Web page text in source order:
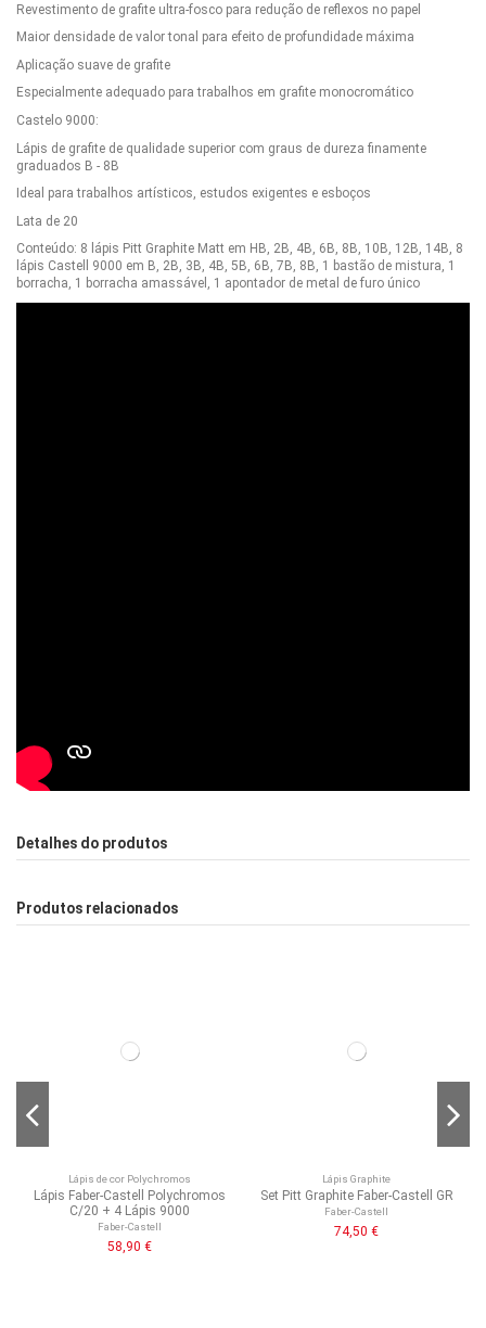
Revestimento de grafite ultra-fosco para redução de reflexos no papel
Maior densidade de valor tonal para efeito de profundidade máxima
Aplicação suave de grafite
Especialmente adequado para trabalhos em grafite monocromático
Castelo 9000:
Lápis de grafite de qualidade superior com graus de dureza finamente
graduados B - 8B
Ideal para trabalhos artísticos, estudos exigentes e esboços
Lata de 20
Conteúdo: 8 lápis Pitt Graphite Matt em HB, 2B, 4B, 6B, 8B, 10B, 12B, 14B, 8
lápis Castell 9000 em B, 2B, 3B, 4B, 5B, 6B, 7B, 8B, 1 bastão de mistura, 1
borracha, 1 borracha amassável, 1 apontador de metal de furo único
Detalhes do produtos
Produtos relacionados
Lápis de cor Polychromos
Lápis Faber-Castell Polychromos
C/20 + 4 Lápis 9000
Faber-Castell
58,90 €
Lápis Graphite
Set Pitt Graphite Faber-Castell GR
Faber-Castell
74,50 €